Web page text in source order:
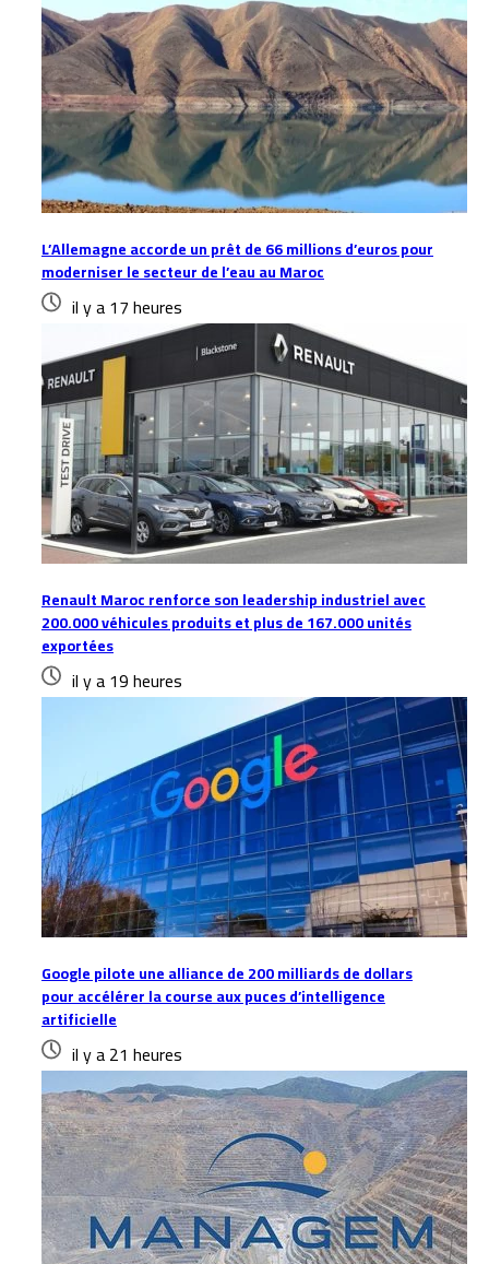
L’Allemagne accorde un prêt de 66 millions d’euros pour
moderniser le secteur de l’eau au Maroc
il y a 17 heures
Renault Maroc renforce son leadership industriel avec
200.000 véhicules produits et plus de 167.000 unités
exportées
il y a 19 heures
Google pilote une alliance de 200 milliards de dollars
pour accélérer la course aux puces d’intelligence
artificielle
il y a 21 heures